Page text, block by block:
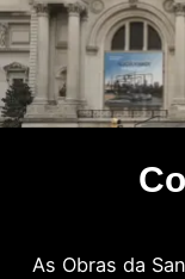
As Obras da